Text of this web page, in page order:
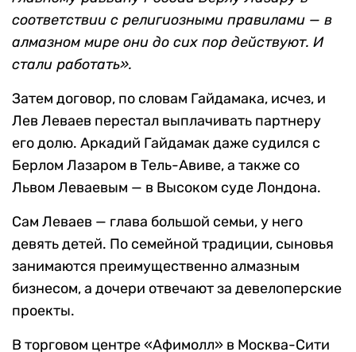
соответствии с религиозными правилами — в
алмазном мире они до сих пор действуют. И
стали работать».
Затем договор, по словам Гайдамака, исчез, и
Лев Леваев перестал выплачивать партнеру
его долю. Аркадий Гайдамак даже судился с
Берлом Лазаром в Тель-Авиве, а также со
Львом Леваевым — в Высоком суде Лондона.
Сам Леваев — глава большой семьи, у него
девять детей. По семейной традиции, сыновья
занимаются преимущественно алмазным
бизнесом, а дочери отвечают за девелоперские
проекты.
В торговом центре «Афимолл» в Москва-Сити